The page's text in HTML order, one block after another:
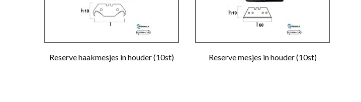
Reserve haakmesjes in houder (10st) Reserve mesjes in houder (10st)